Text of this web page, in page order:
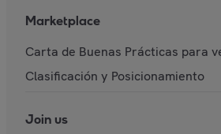
Marketplace
Carta de Buenas Prácticas para
Clasificación y Posicionamiento
Join us